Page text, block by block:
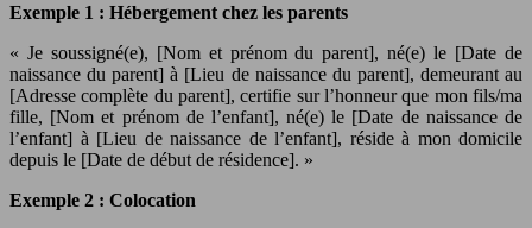
Exemple 1 : Hébergement chez les parents
« Je soussigné(e), [Nom et prénom du parent], né(e) le [Date de
naissance du parent] à [Lieu de naissance du parent], demeurant au
[Adresse complète du parent], certifie sur l’honneur que mon fils/ma
fille, [Nom et prénom de l’enfant], né(e) le [Date de naissance de
l’enfant] à [Lieu de naissance de l’enfant], réside à mon domicile
depuis le [Date de début de résidence]. »
Exemple 2 : Colocation